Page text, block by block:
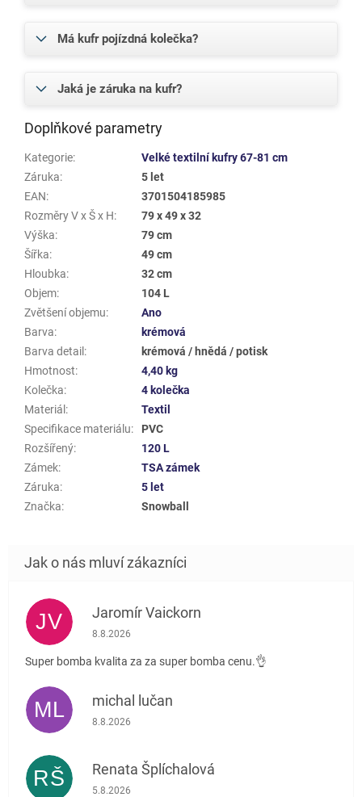
Má kufr pojízdná kolečka?
Jaká je záruka na kufr?
Doplňkové parametry
Kategorie:
Velké textilní kufry 67-81 cm
Záruka:
5 let
EAN:
3701504185985
Rozměry V x Š x H:
79 x 49 x 32
Výška:
79 cm
Šířka:
49 cm
Hloubka:
32 cm
Objem:
104 L
Zvětšení objemu:
Ano
Barva:
krémová
Barva detail :
krémová / hnědá / potisk
Hmotnost:
4,40 kg
Kolečka:
4 kolečka
Materiál :
Textil
Specifikace materiálu:
PVC
Rozšířený:
120 L
Zámek:
TSA zámek
Záruka:
5 let
Značka: Snowball
JV Jaromír Vaickorn
Hodnocení obchodu je 5 z 5 hvězdiček.
8.8.2026
Super bomba kvalita za za super bomba cenu.👌
ML michal lučan
Hodnocení obchodu je 5 z 5 hvězdiček.
8.8.2026
RŠ Renata Šplíchalová
Hodnocení obchodu je 5 z 5 hvězdiček.
5.8.2026